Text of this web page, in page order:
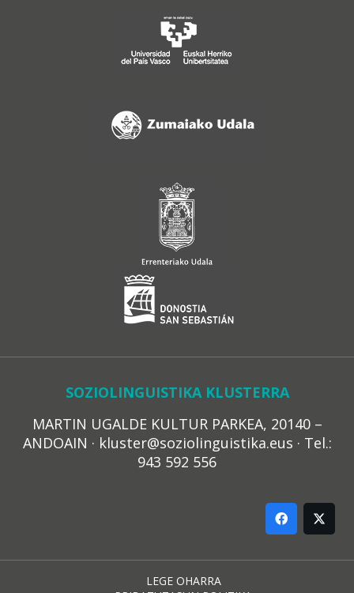
SOZIOLINGUISTIKA KLUSTERRA
MARTIN UGALDE KULTUR PARKEA, 20140 –
ANDOAIN · kluster@soziolinguistika.eus · Tel.:
943 592 556
LEGE OHARRA